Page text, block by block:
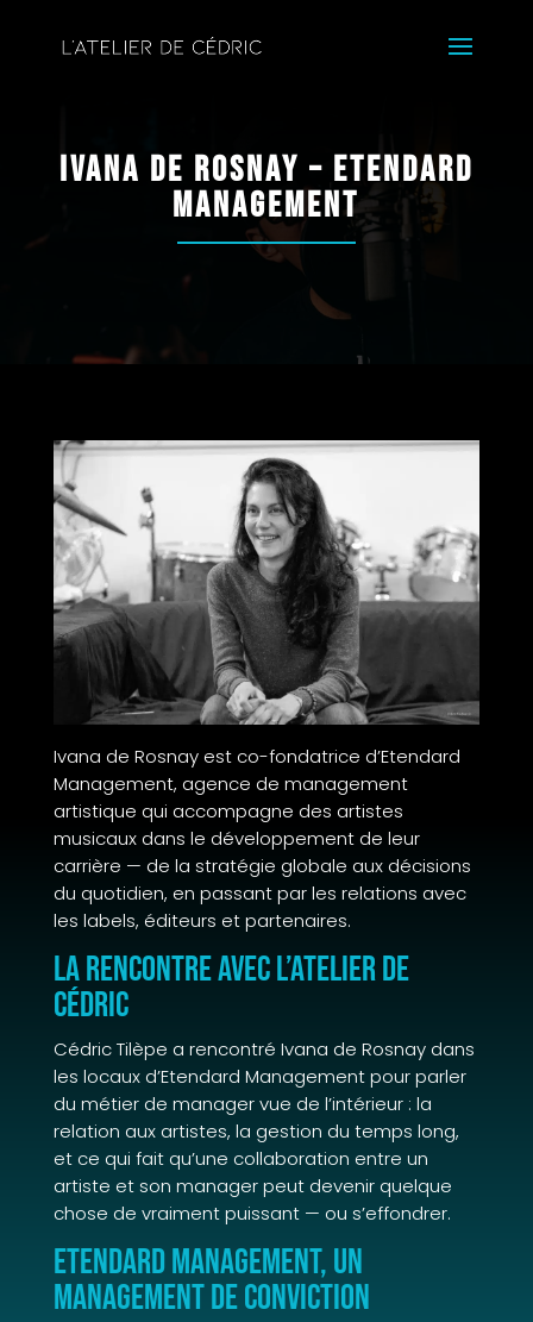
Ivana de Rosnay – Etendard
Management
Ivana de Rosnay est co-fondatrice d’Etendard
Management, agence de management
artistique qui accompagne des artistes
musicaux dans le développement de leur
carrière — de la stratégie globale aux décisions
du quotidien, en passant par les relations avec
les labels, éditeurs et partenaires.
La rencontre avec L’Atelier de
Cédric
Cédric Tilèpe a rencontré Ivana de Rosnay dans
les locaux d’Etendard Management pour parler
du métier de manager vue de l’intérieur : la
relation aux artistes, la gestion du temps long,
et ce qui fait qu’une collaboration entre un
artiste et son manager peut devenir quelque
chose de vraiment puissant — ou s’effondrer.
Etendard Management, un
management de conviction